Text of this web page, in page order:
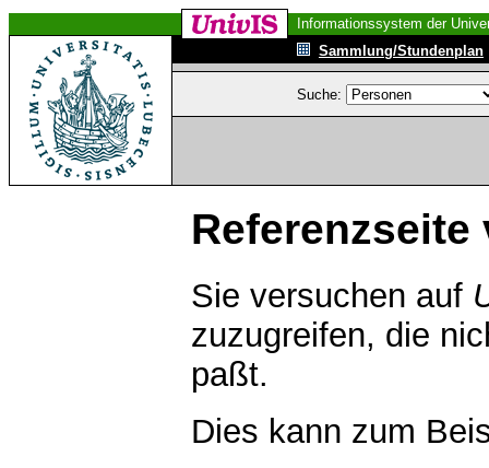
Informationssystem der
Sammlung/Stundenplan
Suche:
Referenzseite
Sie versuchen auf
zuzugreifen, die
paßt.
Dies kann zum